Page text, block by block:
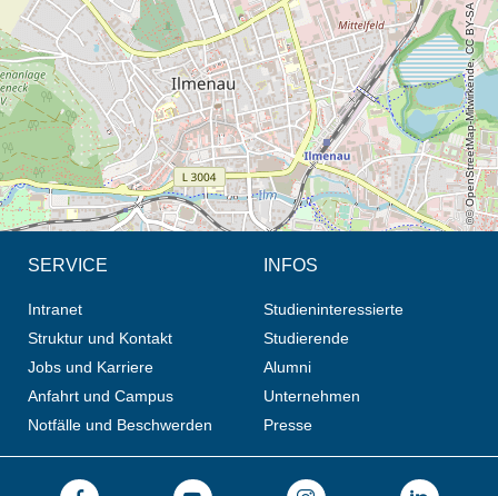
© OpenStreetMap-Mitwirkende, CC BY-SA
SERVICE
Intranet
Struktur und Kontakt
Jobs und Karriere
Anfahrt und Campus
Notfälle und Beschwerden
INFOS
Studieninteressierte
Studierende
Alumni
Unternehmen
Presse